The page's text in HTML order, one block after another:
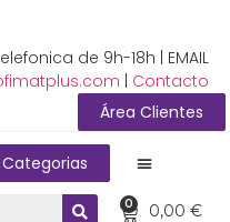
de 9h-18h | EMAIL
Contacto
Área Clientes
Categorias
0,00€
0